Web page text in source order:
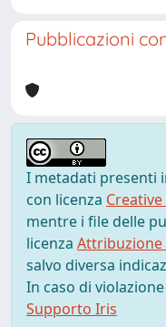
Pubblicazioni
I metadati presenti
con licenza
mentre i file delle
licenza Attribuzione
salvo diversa
In caso di
Supporto Iris